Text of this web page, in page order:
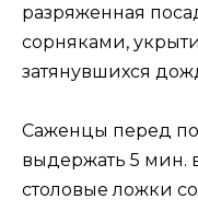
разряженная
сорняками,
затянувшихся
Саженцы перед
выдержать 5 мин.
столовые ложки